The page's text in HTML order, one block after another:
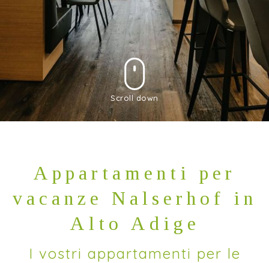
Scroll down
Appartamenti per
vacanze Nalserhof in
Alto Adige
I vostri appartamenti per le